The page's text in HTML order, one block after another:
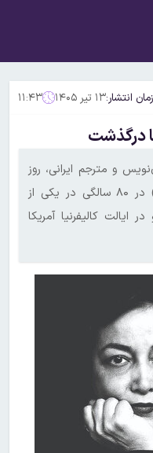
زمان انتشار:۱۳ تیر ۱۴۰۵ ۱۱:۴۳
درگذشت
و مترجم ایرانی، روز
جمعه ۱۲ تیر ۱۴۰۵ (۳ ژوئیه ۲۰۲۶) در ۸۰ سالگی در یکی از
ایالت کالیفرنیا آمریکا